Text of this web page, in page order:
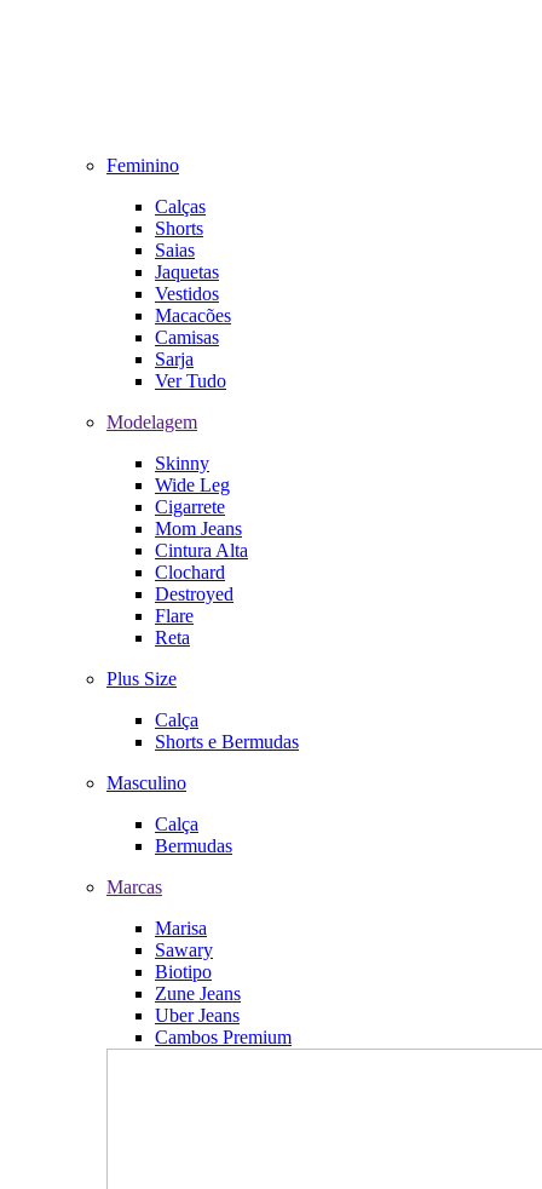
Feminino
Calças
Shorts
Saias
Jaquetas
Vestidos
Macacões
Camisas
Sarja
Ver Tudo
Modelagem
Skinny
Wide Leg
Cigarrete
Mom Jeans
Cintura Alta
Clochard
Destroyed
Flare
Reta
Plus Size
Calça
Shorts e Bermudas
Masculino
Calça
Bermudas
Marcas
Marisa
Sawary
Biotipo
Zune Jeans
Uber Jeans
Cambos Premium